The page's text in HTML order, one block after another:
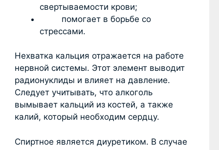
свертываемости крови;
помогает в борьбе со
стрессами.
Нехватка кальция отражается на работе
нервной системы. Этот элемент выводит
радионуклиды и влияет на давление.
Следует учитывать, что алкоголь
вымывает кальций из костей, а также
калий, который необходим сердцу.
Спиртное является диуретиком. В случае